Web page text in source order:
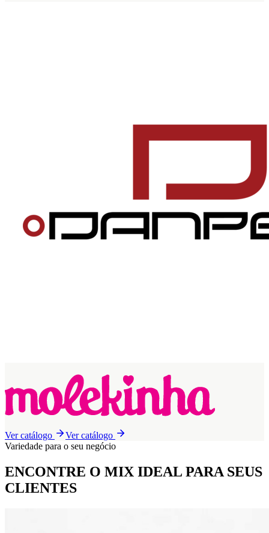
Ver catálogo
Ver catálogo
Variedade para o seu negócio
ENCONTRE O MIX IDEAL PARA SEUS
CLIENTES